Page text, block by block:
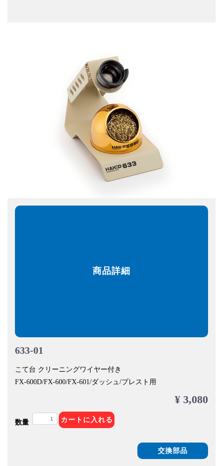
商品詳細
633-01
こて台 クリーニングワイヤー付き
FX-600D/FX-600/FX-601/ダッシュ/プレスト用
¥ 3,080
数量 カートに入れる
交換部品